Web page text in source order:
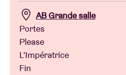
À propos de l'AB
Contact
AB Grande salle
Portes
Please
L'Impératrice
Fin